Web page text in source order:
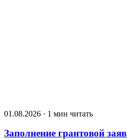
01.08.2026 · 1 мин читать
Заполнение грантовой